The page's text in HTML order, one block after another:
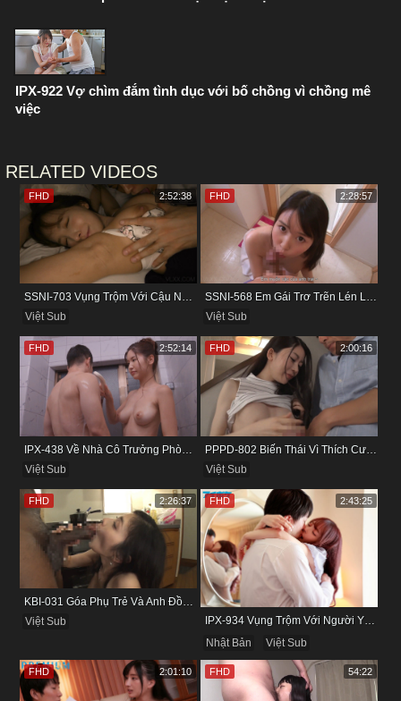
IPX-922 Vợ chìm đắm tình dục với bố chồng vì chồng mê
việc
RELATED VIDEOS
SSNI-703 Vụng Trộm Với Cậu Nhân Viên Ngay Bên Cạnh Chồng
Việt Sub
FHD 2:52:38
SSNI-568 Em Gái Trơ Trẽn Lén Lút Vụng Trộm Với Bồ Của Chị
Việt Sub
FHD 2:28:57
Việt Sub
FHD 2:52:14
Việt Sub
FHD 2:00:16
KBI-031 Góa Phụ Trẻ Và Anh Đồng Nghiệp Cũ
Việt Sub
FHD 2:26:37
IPX-934 Vụng Trộm Với Người Yêu Cũ Trong Khách Sạn
Nhật Bản
Việt Sub
FHD 2:43:25
FHD 2:01:10 FHD 54:22